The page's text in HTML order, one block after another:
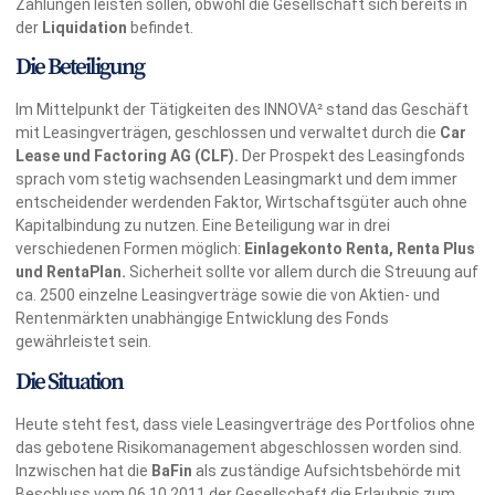
Zahlungen leisten sollen, obwohl die Gesellschaft sich bereits in
der Liquidation befindet.
Die Beteiligung
Im Mittelpunkt der Tätigkeiten des INNOVA² stand das Geschäft
mit Leasingverträgen, geschlossen und verwaltet durch die Car
Lease und Factoring AG (CLF). Der Prospekt des Leasingfonds
sprach vom stetig wachsenden Leasingmarkt und dem immer
entscheidender werdenden Faktor, Wirtschaftsgüter auch ohne
Kapitalbindung zu nutzen. Eine Beteiligung war in drei
verschiedenen Formen möglich: Einlagekonto Renta, Renta Plus
und RentaPlan. Sicherheit sollte vor allem durch die Streuung auf
ca. 2500 einzelne Leasingverträge sowie die von Aktien- und
Rentenmärkten unabhängige Entwicklung des Fonds
gewährleistet sein.
Die Situation
Heute steht fest, dass viele Leasingverträge des Portfolios ohne
das gebotene Risikomanagement abgeschlossen worden sind.
Inzwischen hat die BaFin als zuständige Aufsichtsbehörde mit